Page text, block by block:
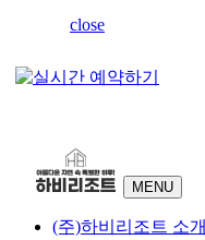
close
MENU
(주)하비리조트 소개